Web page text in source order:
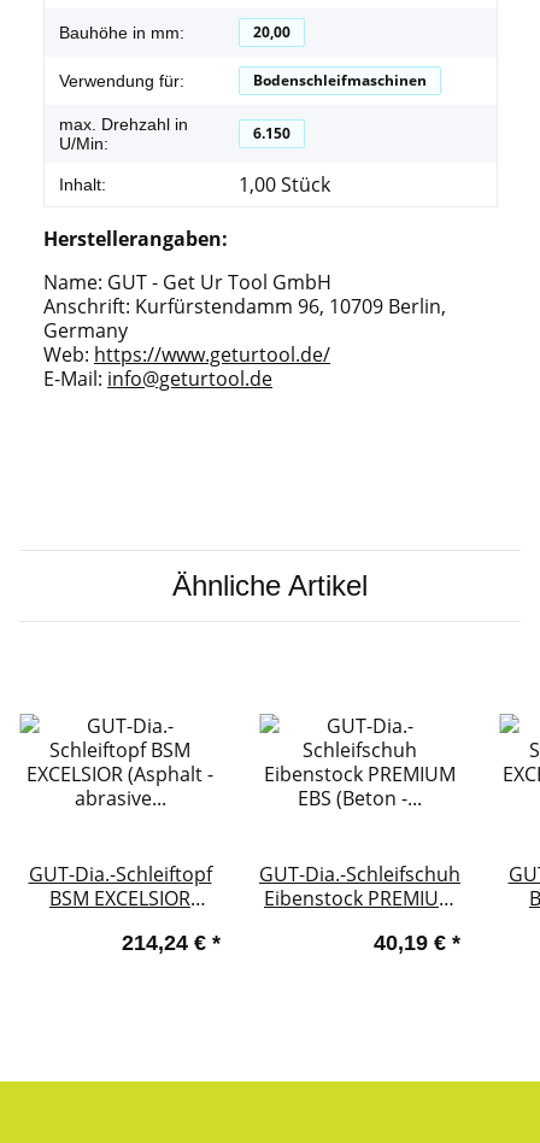
Bauhöhe in mm: 20,00
Verwendung für: Bodenschleifmaschinen
max. Drehzahl in
U/Min:
6.150
Inhalt: 1,00 Stück
Herstellerangaben:
Name: GUT - Get Ur Tool GmbH
Anschrift: Kurfürstendamm 96, 10709 Berlin,
Germany
Web: https://www.geturtool.de/
E-Mail: info@geturtool.de
Ähnliche Artikel
GUT-Dia.-Schleiftopf
BSM EXCELSIOR
Baustoffe) - Ø 250mm
214,24 € *
GUT-Dia.-Schleifschuh
Eibenstock PREMIUM
Universal)40,19 € *